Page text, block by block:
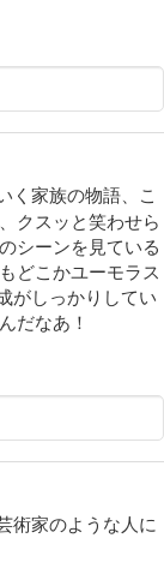
く家族の物語、こ
クスッと笑わせら
シーンを見ている
どこかユーモラス
がしっかりしてい
だなあ！
術家のような人に